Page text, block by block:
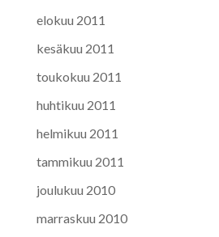
elokuu 2011
kesäkuu 2011
toukokuu 2011
huhtikuu 2011
helmikuu 2011
tammikuu 2011
joulukuu 2010
marraskuu 2010